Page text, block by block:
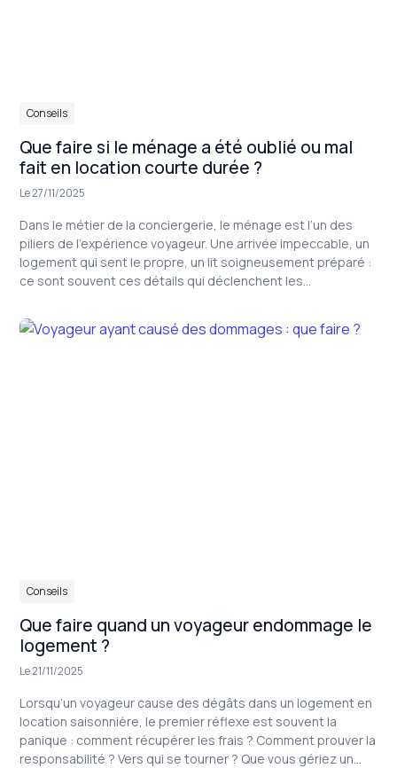
Dans
Conseils
Que faire si le ménage a été oublié ou mal
fait en location courte durée ?
Le 27/11/2025
Dans le métier de la conciergerie, le ménage est l’un des
piliers de l’expérience voyageur. Une arrivée impeccable, un
logement qui sent le propre, un lit soigneusement préparé :
ce sont souvent ces détails qui déclenchent les
simplement mal fait, peut ruiner l’expérience client,
provoquer un litige et altérer la réputation de la conciergerie
Dans
Conseils
Que faire quand un voyageur endommage le
logement ?
Le 21/11/2025
Lorsqu’un voyageur cause des dégâts dans un logement en
location saisonnière, le premier réflexe est souvent la
panique : comment récupérer les frais ? Comment prouver la
responsabilité ? Vers qui se tourner ? Que vous gériez un